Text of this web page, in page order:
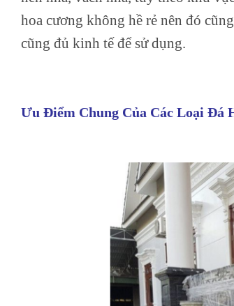
hoa cương không hề rẻ nên đó
cũng đủ kinh tế để sử dụng.
Ưu Điểm Chung Của Các Loại Đá